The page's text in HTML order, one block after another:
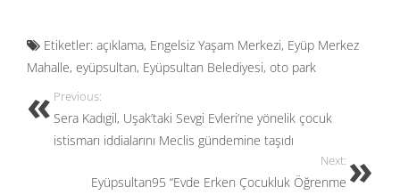
e
b
o
o
k
to
d
o
n
ail ar
e
Etiketler: açıklama, Engelsiz Yaşam Merkezi, Eyüp Merkez
Mahalle, eyüpsultan, Eyüpsultan Belediyesi, oto park
Previous:
Sera Kadıgil, Uşak’taki Sevgi Evleri’ne yönelik çocuk
istismarı iddialarını Meclis gündemine taşıdı
Next:
Eyüpsultan95 “Evde Erken Çocukluk Öğrenme